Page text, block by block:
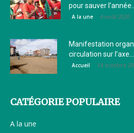
pour sauver l’année...
A la une 4 août 2020
Manifestation
circulation sur l’axe...
Accueil 14 octobre
CATÉGORIE POPULAIRE
A la une